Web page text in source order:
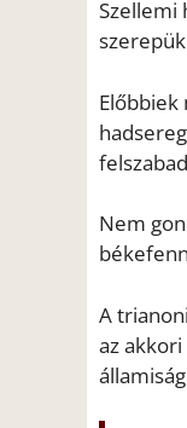
Szellemi
Nem
A
az